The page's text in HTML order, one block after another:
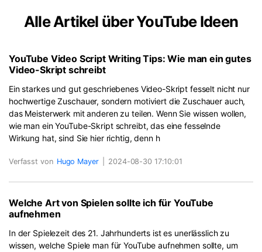
Alle Artikel über YouTube Ideen
YouTube Video Script Writing Tips: Wie man ein gutes
Video-Skript schreibt
Ein starkes und gut geschriebenes Video-Skript fesselt nicht nur
hochwertige Zuschauer, sondern motiviert die Zuschauer auch,
das Meisterwerk mit anderen zu teilen. Wenn Sie wissen wollen,
wie man ein YouTube-Skript schreibt, das eine fesselnde
Wirkung hat, sind Sie hier richtig, denn h
Verfasst von Hugo Mayer 2024-08-30 17:10:01
Welche Art von Spielen sollte ich für YouTube
aufnehmen
In der Spielezeit des 21. Jahrhunderts ist es unerlässlich zu
wissen, welche Spiele man für YouTube aufnehmen sollte, um